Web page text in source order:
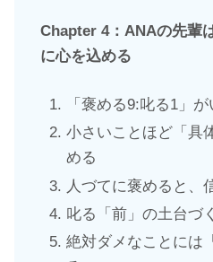
Chapter 4：ANAの先輩
に心を込める
「褒める9:叱る1」
小さいことほど「具
める
人づてに褒めると、
叱る「前」の土台づ
絶対ダメなことには